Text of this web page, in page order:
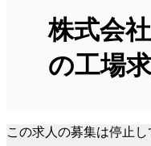
株式会
の工場
この求人の募集は停止し